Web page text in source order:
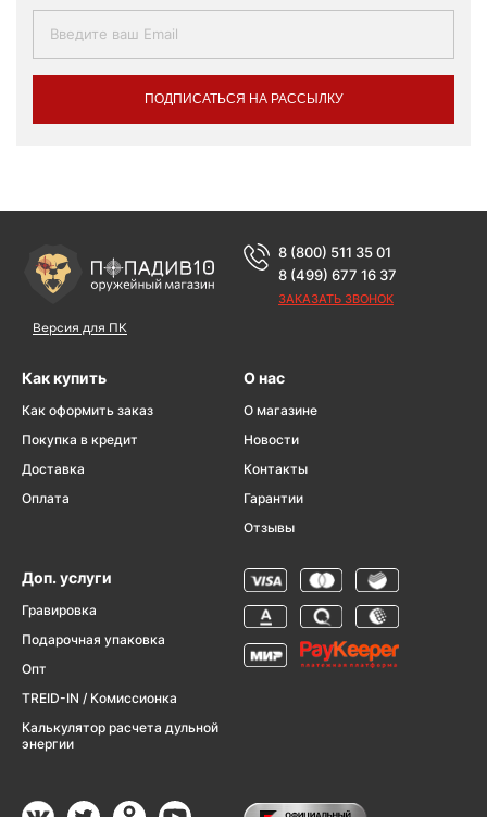
ПОДПИСАТЬСЯ НА РАССЫЛКУ
Версия для ПК
8 (800) 511 35 01
8 (499) 677 16 37
ЗАКАЗАТЬ ЗВОНОК
Как купить
Как оформить заказ
Покупка в кредит
Доставка
Оплата
О нас
О магазине
Новости
Контакты
Гарантии
Отзывы
Доп. услуги
Гравировка
Подарочная упаковка
Опт
TREID-IN / Комиссионка
Калькулятор расчета дульной
энергии